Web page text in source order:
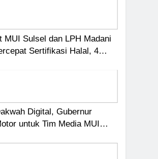
MUI Sulsel dan LPH Madani
Sertifikasi Halal, 4
Mikro Lulus Sidang Fatwa
Digital, Gubernur
untuk Tim Media MUI